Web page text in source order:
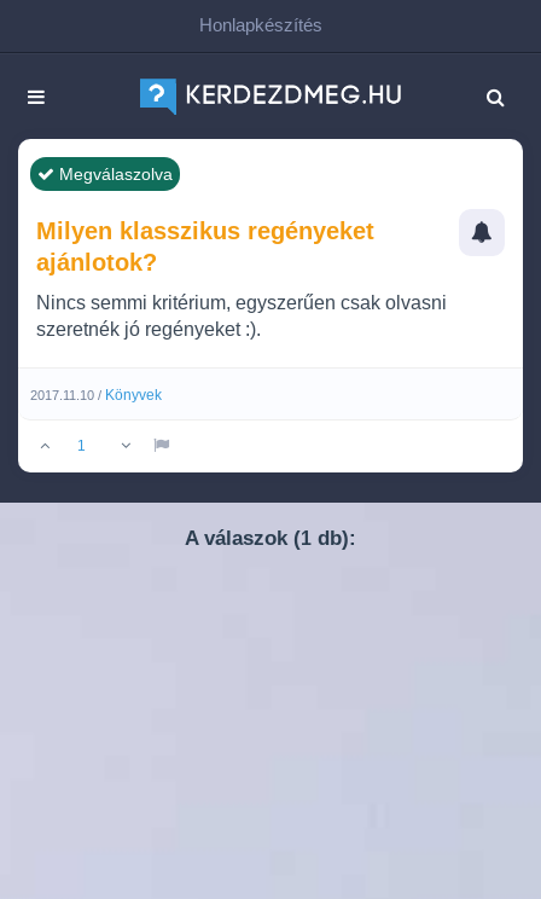
Honlapkészítés
Megválaszolva
Milyen klasszikus regényeket
ajánlotok?
Nincs semmi kritérium, egyszerűen csak olvasni
szeretnék jó regényeket :).
2017.11.10 / Könyvek
1
A válaszok (1 db):